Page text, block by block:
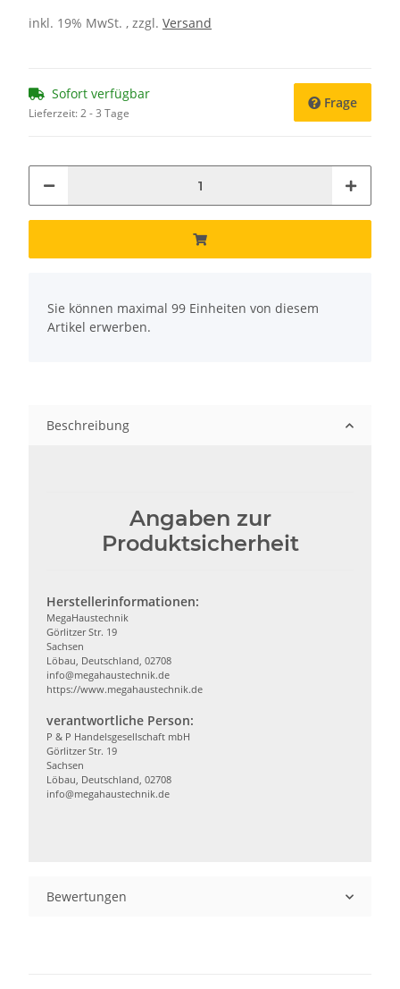
inkl. 19% MwSt. , zzgl. Versand
Sofort verfügbar
Lieferzeit:2 - 3 Tage
Frage
Sie können maximal 99 Einheiten von diesem
Artikel erwerben.
Beschreibung
Angaben zur
Produktsicherheit
Herstellerinformationen:
MegaHaustechnik
Görlitzer Str. 19
Sachsen
Löbau, Deutschland, 02708
info@megahaustechnik.de
https://www.megahaustechnik.de
verantwortliche Person:
P & P Handelsgesellschaft mbH
Görlitzer Str. 19
Sachsen
Löbau, Deutschland, 02708
info@megahaustechnik.de
Bewertungen